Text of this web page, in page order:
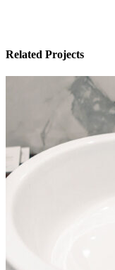
Related Projects